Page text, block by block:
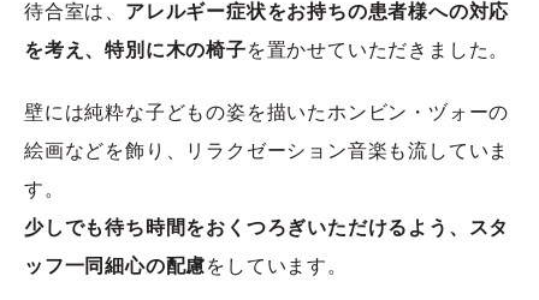
待合室は、 アレルギー症状をお持ちの患者様への対応
を考え、特別に木の椅子を置かせていただきました。
壁には純粋な子どもの姿を描いたホンビン・ヅォーの
絵画などを飾り、リラクゼーション音楽も流していま
す。
少しでも待ち時間をおくつろぎいただけるよう、スタ
ッフ一同細心の配慮をしています。